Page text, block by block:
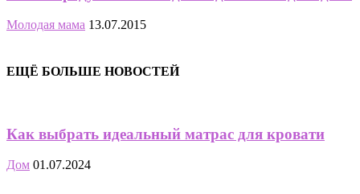
Молодая мама 13.07.2015
ЕЩЁ БОЛЬШЕ НОВОСТЕЙ
Как выбрать идеальный матрас для кровати
Дом 01.07.2024